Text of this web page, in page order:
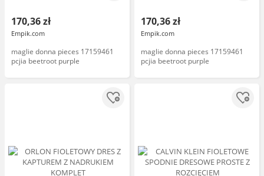
170,36 zł
Empik.com
maglie donna pieces 17159461
pcjia beetroot purple
170,36 zł
Empik.com
maglie donna pieces 17159461
pcjia beetroot purple